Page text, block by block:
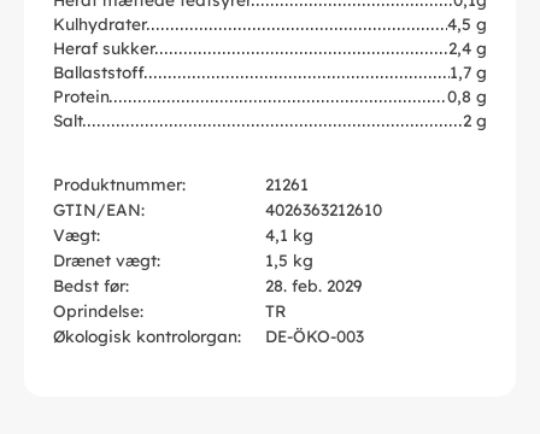
Kulhydrater
4,5 g
Heraf sukker
2,4 g
Ballaststoff
1,7 g
Protein
0,8 g
Salt
2 g
Produktnummer:
21261
GTIN/EAN:
4026363212610
Vægt:
4,1 kg
Drænet vægt:
1,5 kg
Bedst før:
28. feb. 2029
Oprindelse:
TR
Økologisk kontrolorgan:
DE-ÖKO-003